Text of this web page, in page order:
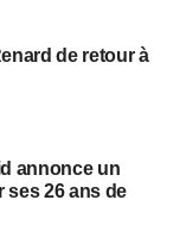
de retour à
annonce un
26 ans de